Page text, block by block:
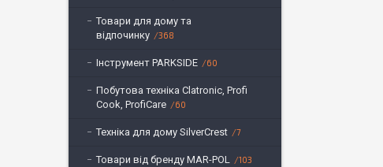
Товари для дому та
відпочинку
368
Інструмент PARKSIDE 60
Побутова техніка Clatronic, Profi
Cook, ProfiCare
60
Техніка для дому SilverCrest 7
Товари від бренду MAR-POL 103